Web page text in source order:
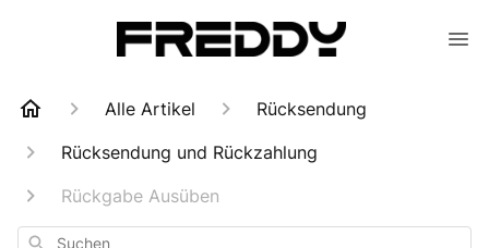
Alle Artikel
Rücksendung
Rücksendung und Rückzahlung
Rückgabe Ausüben
Suchen